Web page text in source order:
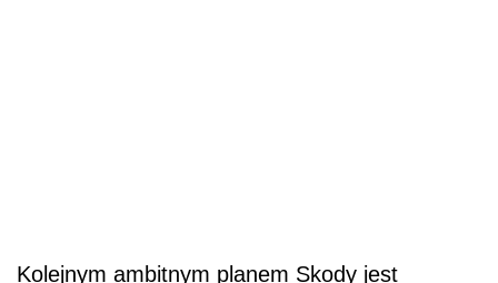
Kolejnym ambitnym planem Skody jest